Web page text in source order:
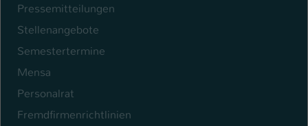
Pressemitteilungen
Stellenangebote
Semestertermine
Mensa
Personalrat
Fremdfirmenrichtlinien